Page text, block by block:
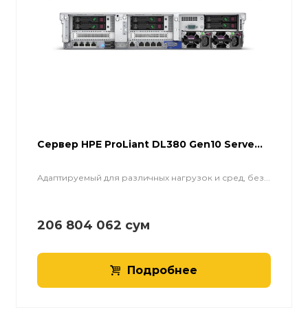
Cервер HPE ProLiant DL380 Gen10 Serve...
Адаптируемый для различных нагрузок и сред, без...
206 804 062 сум
Подробнее